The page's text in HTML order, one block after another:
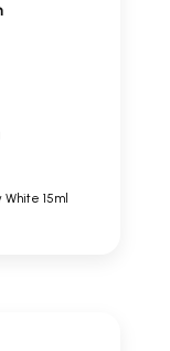
15ml